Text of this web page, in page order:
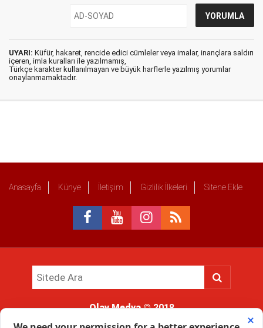
UYARI: Küfür, hakaret, rencide edici cümleler veya imalar, inançlara saldırı
içeren, imla kuralları ile yazılmamış,
Türkçe karakter kullanılmayan ve büyük harflerle yazılmış yorumlar
onaylanmamaktadır.
Anasayfa Künye İletişim Gizlilik İlkeleri Sitene Ekle
Olay Medya© 2018